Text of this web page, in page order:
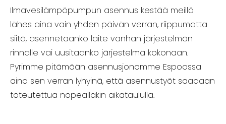
Ilmavesilämpöpumpun asennus kestää meillä
lähes aina vain yhden päivän verran, riippumatta
siitä, asennetaanko laite vanhan järjestelmän
rinnalle vai uusitaanko järjestelmä kokonaan.
Pyrimme pitämään asennusjonomme Espoossa
aina sen verran lyhyinä, että asennustyöt saadaan
toteutettua nopeallakin aikataululla.